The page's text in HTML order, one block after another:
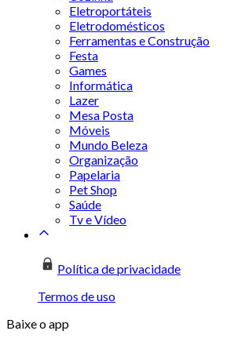
Eletroportáteis
Eletrodomésticos
Ferramentas e Construção
Festa
Games
Informática
Lazer
Mesa Posta
Móveis
Mundo Beleza
Organização
Papelaria
Pet Shop
Saúde
Tv e Vídeo
Política de privacidade
Termos de uso
Baixe o app